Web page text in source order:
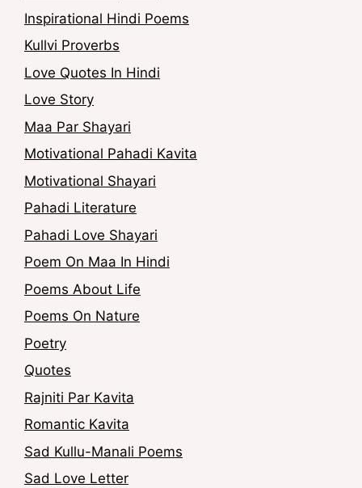
Inspirational Hindi Poems
Kullvi Proverbs
Love Quotes In Hindi
Love Story
Maa Par Shayari
Motivational Pahadi Kavita
Motivational Shayari
Pahadi Literature
Pahadi Love Shayari
Poem On Maa In Hindi
Poems About Life
Poems On Nature
Poetry
Quotes
Rajniti Par Kavita
Romantic Kavita
Sad Kullu-Manali Poems
Sad Love Letter